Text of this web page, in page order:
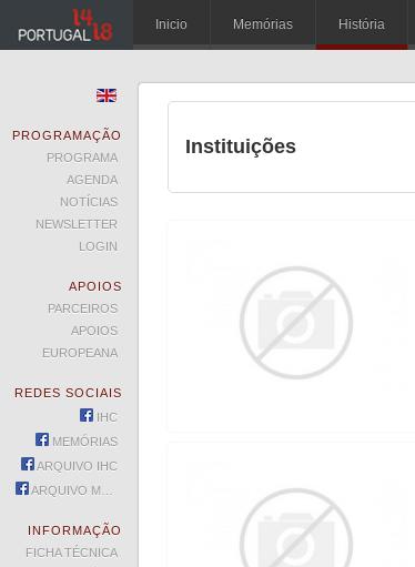
Inicio Memórias História
Instituições
PROGRAMAÇÃO
PROGRAMA
AGENDA
NOTÍCIAS
NEWSLETTER
LOGIN
APOIOS
PARCEIROS
APOIOS
EUROPEANA
REDES SOCIAIS
IHC
MEMÓRIAS
ARQUIVO IHC
ARQUIVO MEMÓRIAS
INFORMAÇÃO
FICHA TÉCNICA